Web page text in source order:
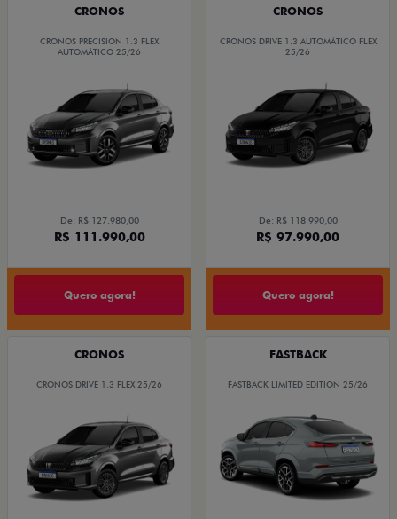
CRONOS
CRONOS PRECISION 1.3 FLEX
AUTOMÁTICO 25/26
De: R$ 127.980,00
R$ 111.990,00
Quero agora!
CRONOS
CRONOS DRIVE 1.3 AUTOMÁTICO FLEX
25/26
De: R$ 118.990,00
R$ 97.990,00
Quero agora!
CRONOS
CRONOS DRIVE 1.3 FLEX 25/26
FASTBACK
FASTBACK LIMITED EDITION 25/26